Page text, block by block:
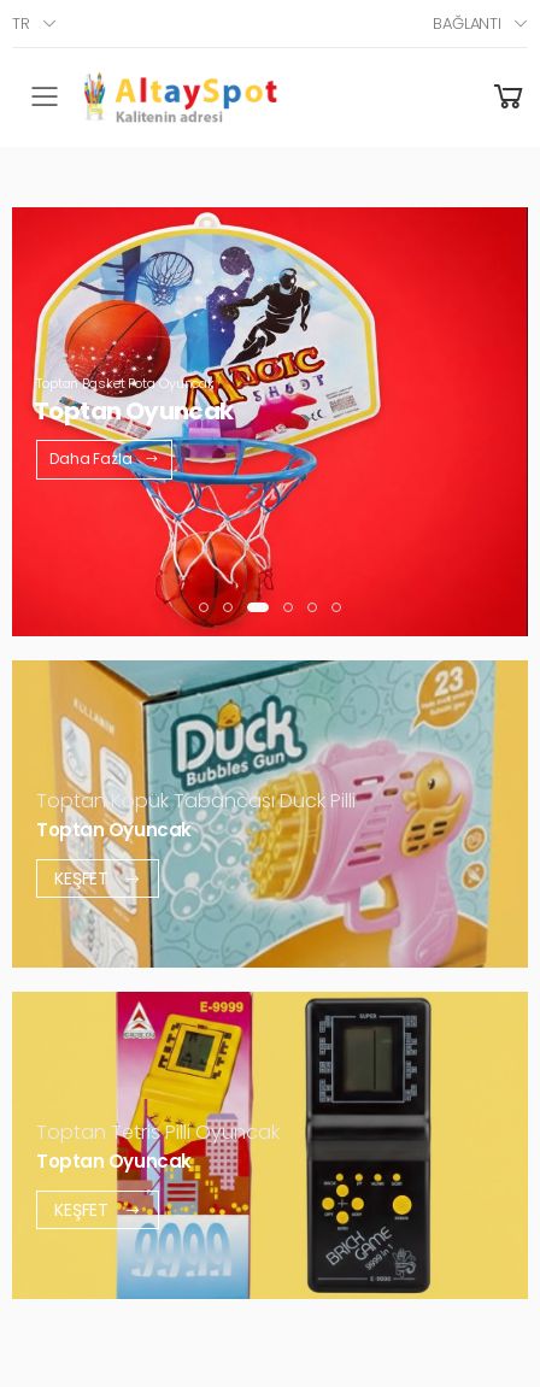
TR BAĞLANTI
Menü
Toptan Basket Pota Oyuncak
Toptan Oyuncak
Daha Fazla
Toptan Köpük Tabancası Duck Pilli
Toptan Oyuncak
KEŞFET
Toptan Tetris Pilli Oyuncak
Toptan Oyuncak
KEŞFET